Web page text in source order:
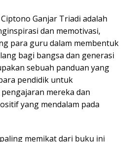
Ganjar Triadi adalah
dan memotivasi,
para guru dalam membentuk
bagi bangsa dan generasi
sebuah panduan yang
pendidik untuk
mereka dan
yang mendalam pada
memikat dari buku ini